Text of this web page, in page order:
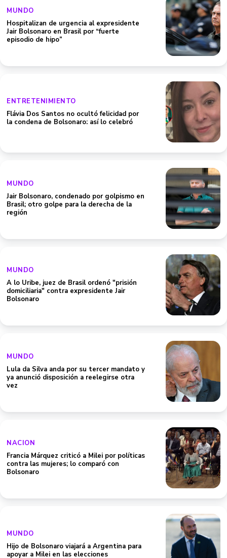
MUNDO
Hospitalizan de urgencia al expresidente
Jair Bolsonaro en Brasil por “fuerte
episodio de hipo”
ENTRETENIMIENTO
Flávia Dos Santos no ocultó felicidad por
la condena de Bolsonaro: así lo celebró
MUNDO
Jair Bolsonaro, condenado por golpismo en
Brasil; otro golpe para la derecha de la
región
MUNDO
A lo Uribe, juez de Brasil ordenó "prisión
domiciliaria" contra expresidente Jair
Bolsonaro
MUNDO
Lula da Silva anda por su tercer mandato y
ya anunció disposición a reelegirse otra
vez
NACION
Francia Márquez criticó a Milei por políticas
contra las mujeres; lo comparó con
Bolsonaro
MUNDO
Hijo de Bolsonaro viajará a Argentina para
apoyar a Milei en las elecciones